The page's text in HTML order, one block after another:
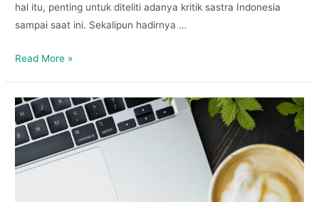
hal itu, penting untuk diteliti adanya kritik sastra Indonesia
sampai saat ini. Sekalipun hadirnya …
Read More »